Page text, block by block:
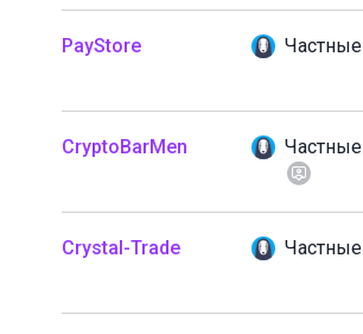
PayStore Частные
CryptoBarMen Частные
Crystal-Trade Частные